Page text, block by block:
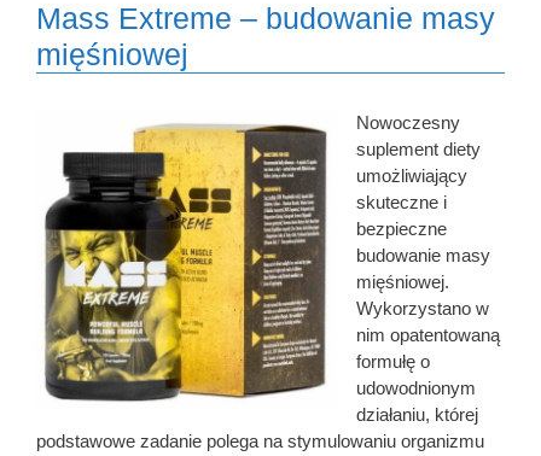
Mass Extreme – budowanie masy
mięśniowej
Nowoczesny
suplement diety
umożliwiający
skuteczne i
bezpieczne
budowanie masy
mięśniowej.
Wykorzystano w
nim opatentowaną
formułę o
udowodnionym
działaniu, której
podstawowe zadanie polega na stymulowaniu organizmu